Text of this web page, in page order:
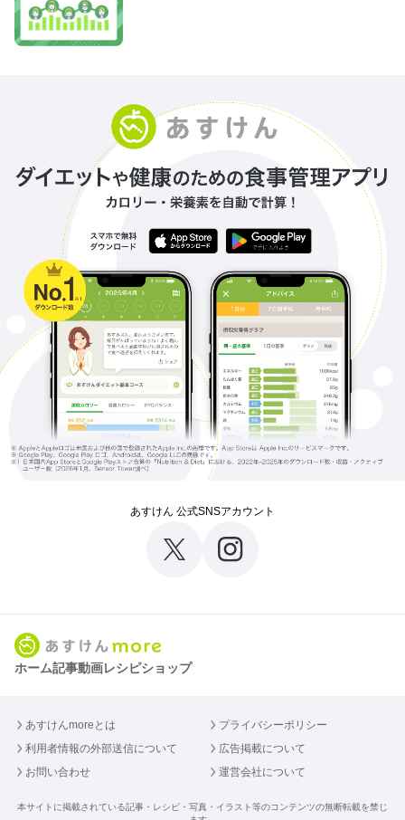
あすけん 公式SNSアカウント
ホーム記事動画レシピショップ
あすけんmoreとは
プライバシーポリシー
利用者情報の外部送信について
広告掲載について
お問い合わせ
運営会社について
本サイトに掲載されている記事・レシピ・写真・イラスト等のコンテンツの無断転載を禁じ